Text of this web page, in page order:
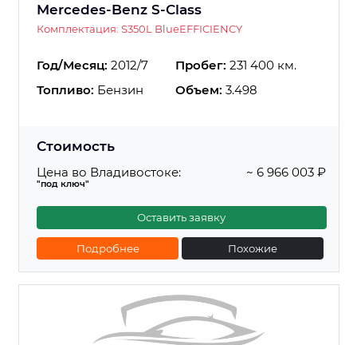
Mercedes-Benz S-Class
Комплектация: S350L BlueEFFICIENCY
Год/Месяц: 2012/7 Пробег: 231 400 км.
Топливо: Бензин Объем: 3.498
Стоимость
Цена во Владивостоке:
"под ключ"
~ 6 966 003 ₽
Оставить заявку
Подробнее Похожие